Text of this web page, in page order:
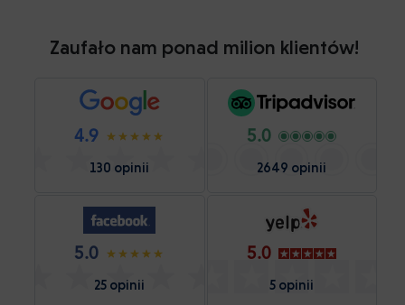
Zaufało nam ponad milion klientów!
4.9
130 opinii
5.0
2649 opinii
5.0
25 opinii
5.0
5 opinii